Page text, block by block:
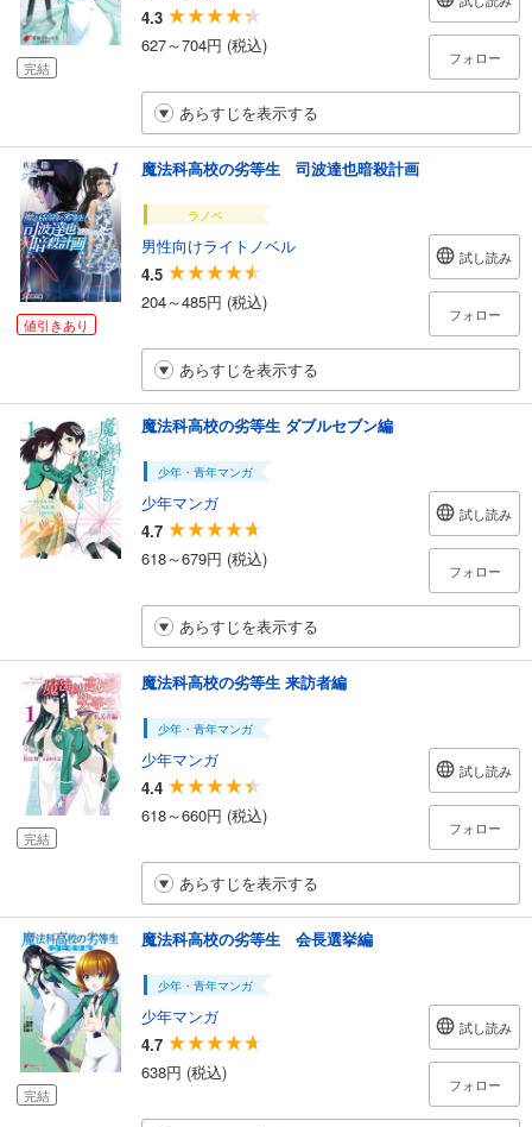
完結
4.3
627～704円 (税込)
フォロー
あらすじを表示する
値引きあり
魔法科高校の劣等生 司波達也暗殺計画
ラノベ
男性向けライトノベル
4.5
204～485円 (税込)
試し読み
フォロー
あらすじを表示する
魔法科高校の劣等生 ダブルセブン編
少年・青年マンガ
少年マンガ
4.7
618～679円 (税込)
試し読み
フォロー
あらすじを表示する
完結
魔法科高校の劣等生 来訪者編
少年・青年マンガ
少年マンガ
4.4
618～660円 (税込)
試し読み
フォロー
あらすじを表示する
完結
魔法科高校の劣等生 会長選挙編
少年・青年マンガ
少年マンガ
4.7
638円 (税込)
試し読み
フォロー